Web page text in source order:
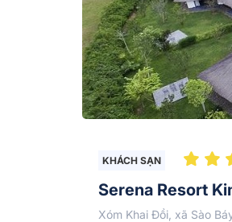
KHÁCH SẠN
Serena Resort
Xóm Khai Đồi, xã Sào